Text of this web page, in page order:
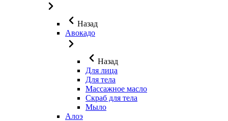
Назад
Авокадо
Назад
Для лица
Для тела
Массажное масло
Скраб для тела
Мыло
Алоэ